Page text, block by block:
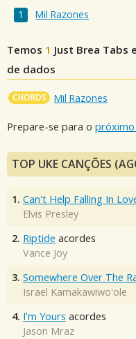
Mil Razones
Temos 1 Just Brea Tabs
de dados
CHORDS Mil Razones
Prepare-se para o próximo
TOP UKE CANÇÕES
1. Can't Help Falling In
Elvis Presley
2. Riptide acordes
Vance Joy
3. Somewhere Over The
Israel Kamakawiwo'ole
4. I'm Yours acordes
Jason Mraz